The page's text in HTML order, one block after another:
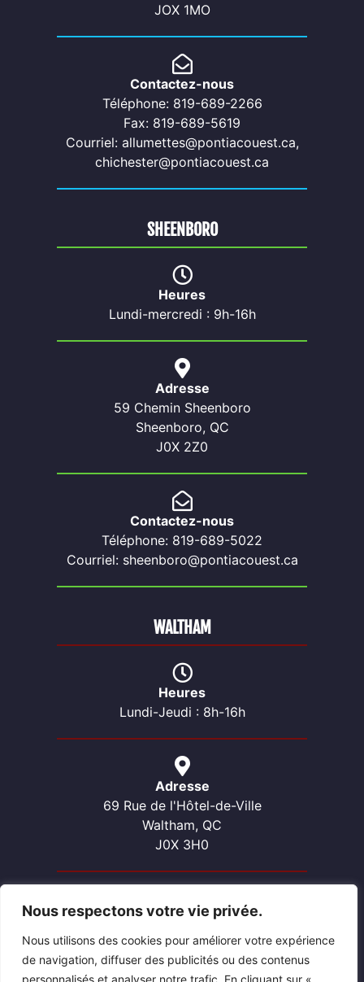
Nous respectons votre vie privée.
Nous utilisons des cookies pour améliorer votre expérience
de navigation, diffuser des publicités ou des contenus
personnalisés et analyser notre trafic. En cliquant sur «
JOX 1MO
Contactez-nous
Téléphone: 819-689-2266
Fax: 819-689-5619
Courriel: allumettes@pontiacouest.ca,
chichester@pontiacouest.ca
SHEENBORO
Heures
Lundi-mercredi : 9h-16h
Adresse
59 Chemin Sheenboro
Sheenboro, QC
J0X 2Z0
Contactez-nous
Téléphone: 819-689-5022
Courriel: sheenboro@pontiacouest.ca
Heures
Lundi-Jeudi : 8h-16h
Adresse
69 Rue de l'Hôtel-de-Ville
Waltham, QC
J0X 3H0
Contactez-nous
Téléphone: 819-689-2057
Courriel: waltham@pontiacouest.ca
WALTHAM